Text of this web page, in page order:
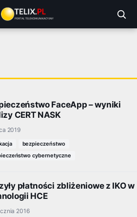
FaceApp – wyniki
CERT NASK
2019
bezpieczeństwo
cybernetyczne
płatności zbliżeniowe z IKO w
HCE
2016